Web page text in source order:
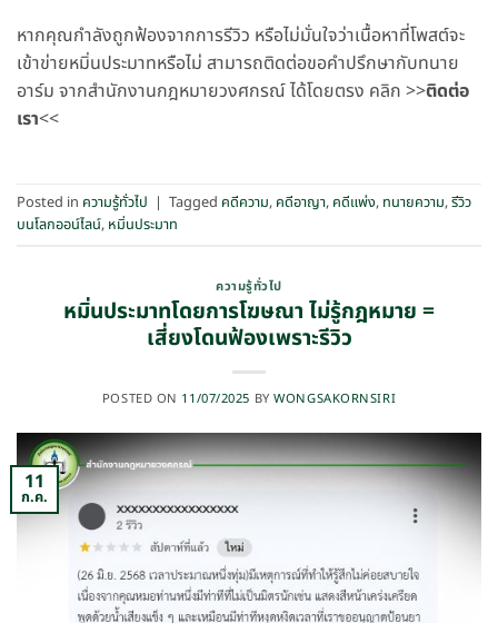
หากคุณกำลังถูกฟ้องจากการรีวิว หรือไม่มั่นใจว่าเนื้อหาที่โพสต์จะ
เข้าข่ายหมิ่นประมาทหรือไม่ สามารถติดต่อขอคำปรึกษากับทนาย
อาร์ม จากสำนักงานกฎหมายวงศกรณ์ ได้โดยตรง คลิก >>ติดต่อ
เรา<<
Posted in ความรู้ทั่วไป | Tagged คดีความ, คดีอาญา, คดีแพ่ง, ทนายความ,รีวิว
บนโลกออน์ไลน์, หมิ่นประมาท
ความรู้ทั่วไป
หมิ่นประมาทโดยการโฆษณา ไม่รู้กฎหมาย =
เสี่ยงโดนฟ้องเพราะรีวิว
POSTED ON 11/07/2025 BYWONGSAKORNSIRI
11
ก.ค.